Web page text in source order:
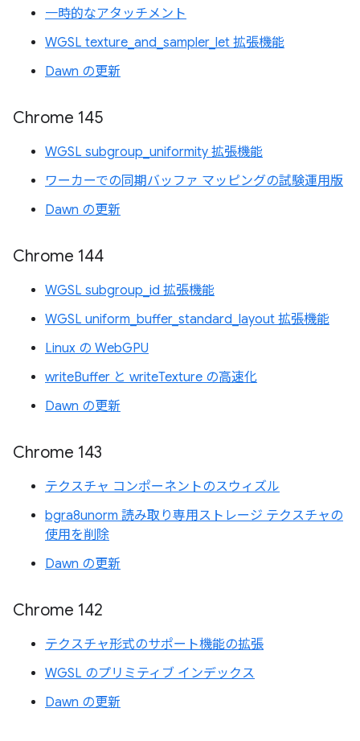
一時的なアタッチメント
WGSL texture_and_sampler_let 拡張機能
Dawn の更新
Chrome 145
WGSL subgroup_uniformity 拡張機能
ワーカーでの同期バッファ マッピングの試験運用版
Dawn の更新
Chrome 144
WGSL subgroup_id 拡張機能
WGSL uniform_buffer_standard_layout 拡張機能
Linux の WebGPU
writeBuffer と writeTexture の高速化
Dawn の更新
Chrome 143
テクスチャ コンポーネントのスウィズル
bgra8unorm 読み取り専用ストレージ テクスチャの
使用を削除
Dawn の更新
Chrome 142
テクスチャ形式のサポート機能の拡張
WGSL のプリミティブ インデックス
Dawn の更新